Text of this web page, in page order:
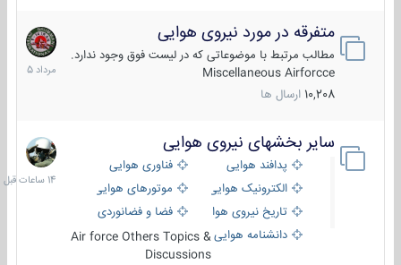
متفرقه در مورد نیروی هوایی
مطالب مرتبط با موضوعاتی که در لیست فوق وجود ندارد.
Miscellaneous Airforcce
10,208 ارسال ها
7
مرداد
1405
سایر بخشهای نیروی هوایی
پدافند هوایی
فناوری هوایی
الکترونیک هوایی
موتورهای هوایی
تاریخ نیروی هوایی
فضا و فضانوردی
دانشنامه هواییAir force Others Topics &
Discussions
14
ساعات
قبل